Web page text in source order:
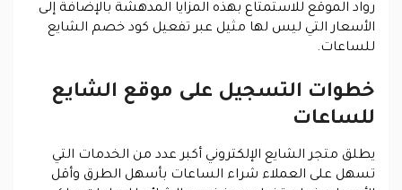
رواد الموقع للاستمتاع بهذه المزايا المدهشة بالإضافة إلى
الأسعار التي ليس لها مثيل عبر تفعيل كود خصم الشايع
للساعات.
خطوات التسجيل على موقع الشايع
للساعات
يطلق متجر الشايع الإلكتروني أكبر عدد من الخدمات التي
تسهل على العملاء شراء الساعات بأسهل الطرق وأقل